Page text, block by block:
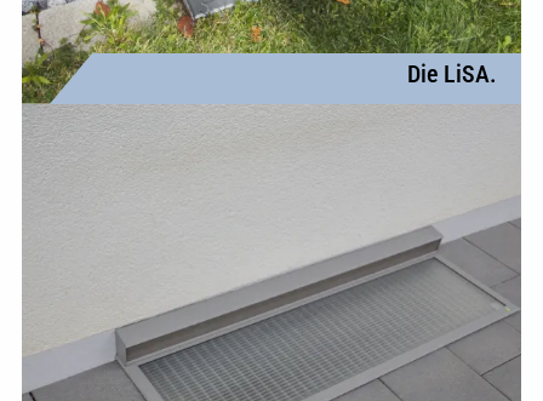
Die LiSA.